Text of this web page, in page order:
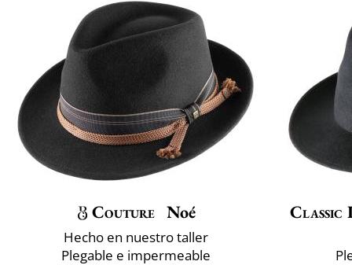
Couture Noé
Hecho en nuestro taller
Plegable e impermeable
Classic